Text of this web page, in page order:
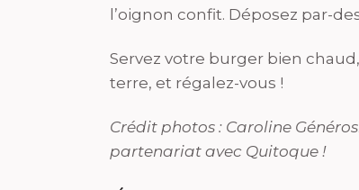
l’oignon confit. Déposez par-
Servez votre burger bien
terre, et régalez-vous !
Crédit photos : Caroline
partenariat avec Quitoque !